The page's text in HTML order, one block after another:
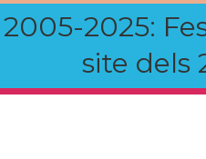
2005-2025:
site dels